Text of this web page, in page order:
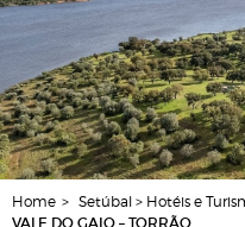
Home > Setúbal > Hotéis e
VALE DO GAIO – TORRÃO